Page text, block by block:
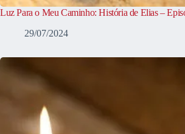
Luz Para o Meu Caminho: História de Elias –
29/07/2024